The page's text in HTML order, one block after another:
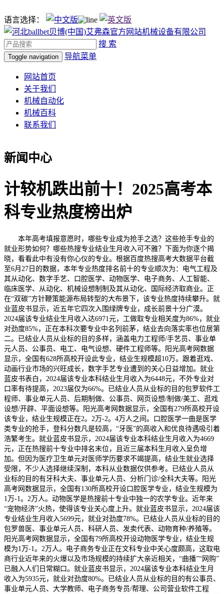
语言选择：
搜 索
Toggle navigation 导航菜单
网站首页
关于我们
机械自动化
机械百科
联系我们
新闻中心
计较机跌出前十！2025高考本
科专业热度榜出炉
本年高考填报意愿时，哪些专业成为抢手之选？这些抢手专业的
就业形势如何？哪些热搜专业结业生月收入可不雅？下面为你逐个揭
晓，看看此中有没有你心仪的专业。根据百度热搜高考大数据平台截
至6月27日的数据，本年专业热度排名前十的专业顺次为：电气工程及
其从动化、数字手艺、口腔医学、动物医学、电子商务、人工智能、
临床医学、从动化、机械设想制制及其从动化、国际经济取商业。正
在“双碳”方针鞭策能源布局转型的大布景下，该专业热度持续攀升。就
业蓝皮书显示，近五年它四次入围绿牌专业，成长前景十分广漠。
2024届该专业结业生月收入达6971元，工做取专业相关度为86%，就业
对劲度85%，正在本科次要专业中名列前茅，结业去向落实率也位居第
二。已结业人员从业标的目的多样，涵盖电力工程师/手艺员、事业单
元人员、公事员、电工、电气设想、硬件工程师等。阳光高考网数据
显示，全国有628所高校开设此专业，结业生规模超10万。跟着逛戏、
动画行业市场的兴旺成长，数字手艺专业遭到的关心日益增加。就业
蓝皮书表白，2024届该专业本科结业生月收入为6448元，不外专业对
口率有待提高，2023届仅为66%。已结业人员从业标的目的包罗软件工
程师、事业单元人员、后期制做、公事员、网页设想/制做/美工、逛戏
设想/开辟、平面设想等。阳光高考网数据显示，全国有279所高校开设
该专业，结业生规模正在2。2万-2。4万人之间。口腔医学一曲是医学
类专业的抢手，登科分数凡是较高，“牙医”的高收入和优良待遇吸引着
浩繁考生。就业蓝皮书显示，2024届该专业本科结业生月收入为4669
元，正在热搜前十专业中排名末位，且近三届本科生月收入呈负增
加。但因为医疗卫生单元对医师学历要求不竭提高，结业生就业选择
受限，不少人选择继续深制，本科从业数据仅供参考。已结业人员从
业标的目的有牙科大夫、事业单元人员、分析门诊/全科大夫等。阳光
高考网数据显示，全国有130所高校开设口腔医学专业，结业生规模为
1万-1。2万人。动物医学是热搜前十专业中独一的农学专业。近年来
“宠物经济”火热，使得该专业关心度上升。就业蓝皮书显示，2024届该
专业结业生月收入5699元，就业对劲度78%。已结业人员从业标的目的
包罗兽医、事业单元人员、科研人员、发卖代表、动物育种/养殖等。
阳光高考网数据显示，全国有79所高校开设动物医学专业，结业生规
模为1万-1。2万人。电子商务专业正在文科专业中关心度颇高，这取电
商行业近年来的火爆以及市场规模的持续扩大亲近相关，“曲播”“网购”
已融入人们日常糊口。就业蓝皮书显示，2024届该专业本科结业生月
收入为5935元，就业对劲度80%。已结业人员从业标的目的有公事员、
事业单元人员、大学教师、电子商务专员/帮理、公司营业软件工程